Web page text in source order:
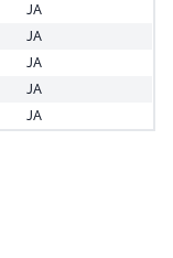
JA
JA
JA
JA
JA